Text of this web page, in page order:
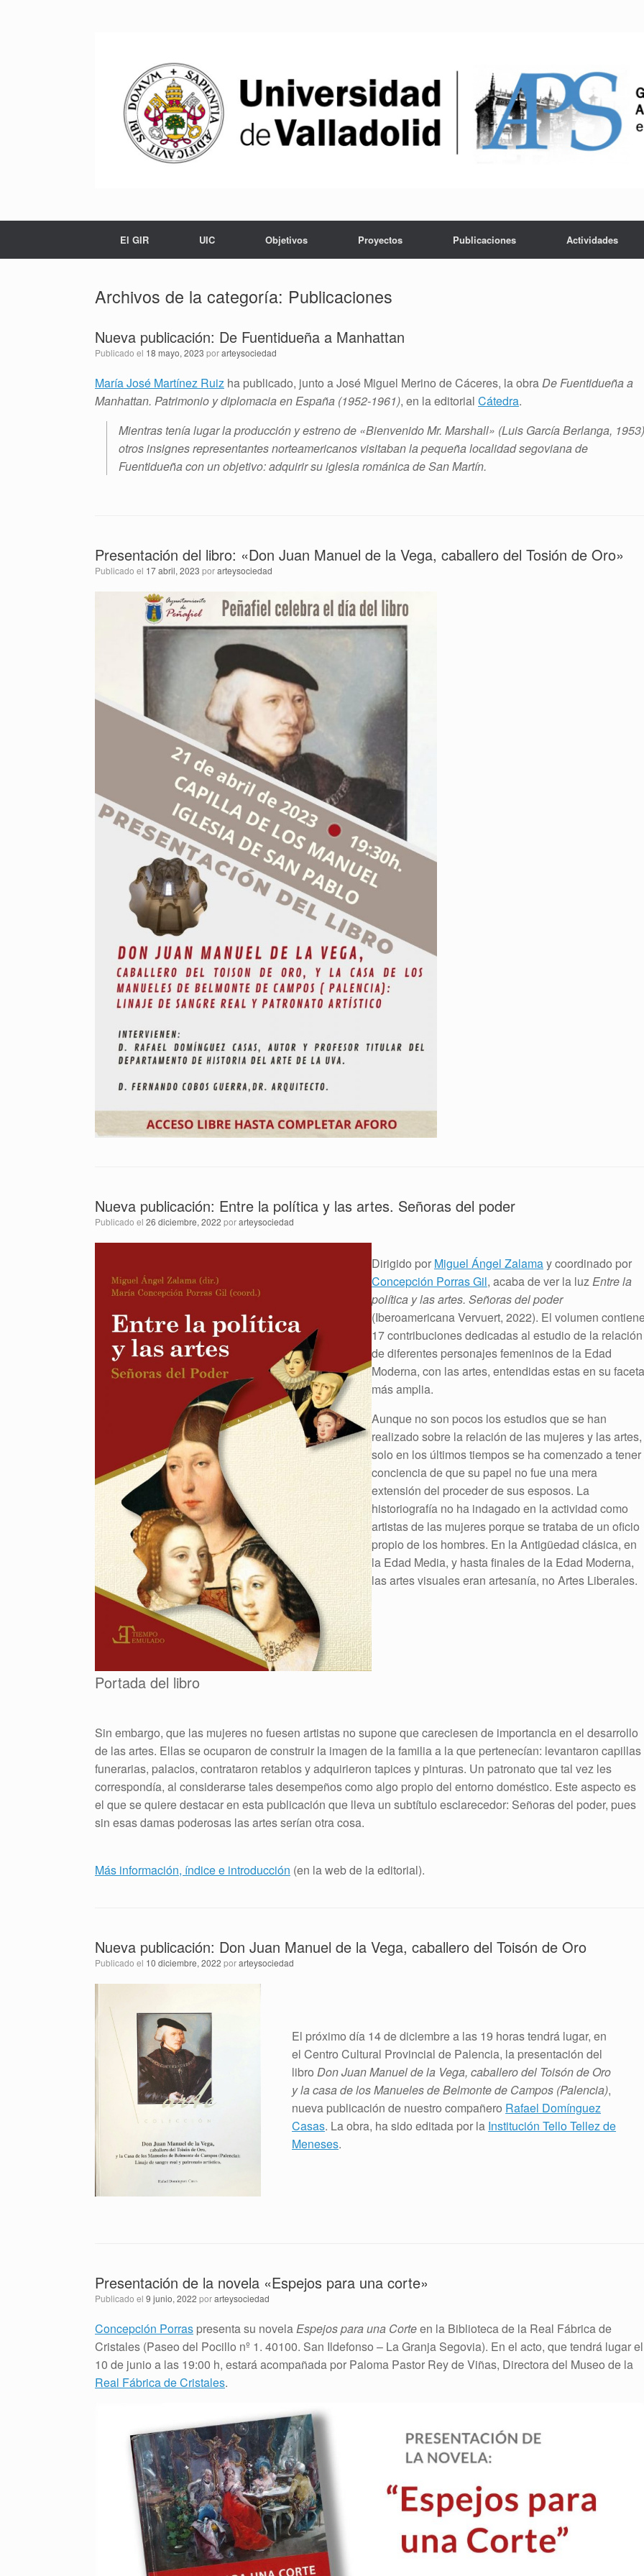
El GIR UIC Objetivos Proyectos Publicaciones Actividades
Archivos de la categoría: Publicaciones
Nueva publicación: De Fuentidueña a Manhattan
Publicado el 18 mayo, 2023 porarteysociedad
María José Martínez Ruiz ha publicado, junto a José Miguel Merino de Cáceres, la obraDe Fuentidueña a
Manhattan. Patrimonio y diplomacia en España (1952-1961), en la editorial Cátedra.
Mientras tenía lugar la producción y estreno de «Bienvenido Mr. Marshall» (Luis García Berlanga,
otros insignes representantes norteamericanos visitaban la pequeña localidad segoviana de
Fuentidueña con un objetivo: adquirir su iglesia románica de San Martín.
Presentación del libro: «Don Juan Manuel de la Vega, caballero del Tosión de Oro»
Publicado el 17 abril, 2023 porarteysociedad
Nueva publicación: Entre la política y las artes. Señoras del poder
Publicado el 26 diciembre, 2022 porarteysociedad
Portada del libro
Dirigido por Miguel Ángel Zalamay coordinado por
Concepción Porras Gil, acaba de ver la luzEntre la
política y las artes. Señoras del poder
(Iberoamericana Vervuert, 2022). El volumen
17 contribuciones dedicadas al estudio de la relación
de diferentes personajes femeninos de la Edad
Moderna, con las artes, entendidas estas en su faceta
más amplia.
Aunque no son pocos los estudios que se han
realizado sobre la relación de las mujeres y las artes,
solo en los últimos tiempos se ha comenzado a tener
conciencia de que su papel no fue una mera
extensión del proceder de sus esposos. La
historiografía no ha indagado en la actividad como
artistas de las mujeres porque se trataba de un oficio
propio de los hombres. En la Antigüedad clásica, en
la Edad Media, y hasta finales de la Edad Moderna,
las artes visuales eran artesanía, no Artes Liberales.
Sin embargo, que las mujeres no fuesen artistas no supone que careciesen de importancia en el desarrollo
de las artes. Ellas se ocuparon de construir la imagen de la familia a la que pertenecían: levantaron capillas
funerarias, palacios, contrataron retablos y adquirieron tapices y pinturas. Un patronato que tal vez les
correspondía, al considerarse tales desempeños como algo propio del entorno doméstico. Este aspecto es
el que se quiere destacar en esta publicación que lleva un subtítulo esclarecedor: Señoras del poder, pues
sin esas damas poderosas las artes serían otra cosa.
Más información, índice e introducción (en la web de la editorial).
Nueva publicación: Don Juan Manuel de la Vega, caballero del Toisón de Oro
Publicado el 10 diciembre, 2022 porarteysociedad
El próximo día 14 de diciembre a las 19 horas tendrá lugar, en
el Centro Cultural Provincial de Palencia, la presentación del
libroDon Juan Manuel de la Vega, caballero del Toisón de Oro
y la casa de los Manueles de Belmonte de Campos (Palencia),
nueva publicación de nuestro compañero Rafael Domínguez
Casas. La obra, ha sido editada por la Institución Tello Tellez de
Meneses.
Presentación de la novela «Espejos para una corte»
Publicado el 9 junio, 2022 porarteysociedad
Concepción Porras presenta su novelaEspejos para una Corteen la Biblioteca de la Real Fábrica de
Cristales (Paseo del Pocillo nº 1. 40100. San Ildefonso – La Granja Segovia). En el acto, que tendrá lugar el
10 de junio a las 19:00 h, estará acompañada por Paloma Pastor Rey de Viñas, Directora del Museo de la
Real Fábrica de Cristales.